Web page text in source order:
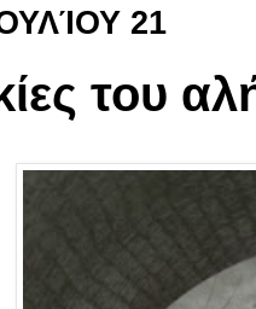
21
του